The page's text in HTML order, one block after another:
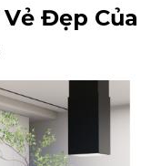
Đẹp Của